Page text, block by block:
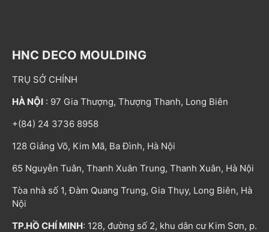
HNC DECO MOULDING
TRỤ SỞ CHÍNH
HÀ NỘI : 97 Gia Thượng, Thượng Thanh, Long Biên
+(84) 24 3736 8958
128 Giảng Võ, Kim Mã, Ba Đình, Hà Nội
65 Nguyễn Tuân, Thanh Xuân Trung, Thanh Xuân, Hà Nội
Tòa nhà số 1, Đàm Quang Trung, Gia Thụy, Long Biên, Hà
Nội
TP.HỒ CHÍ MINH: 128, đường số 2, khu dân cư Kim Sơn, p.